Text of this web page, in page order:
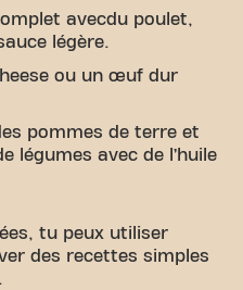
avecdu poulet,
légère.
ou un œuf dur
pommes de terre et
légumes avec de l’huile
tu peux utiliser
des recettes simples